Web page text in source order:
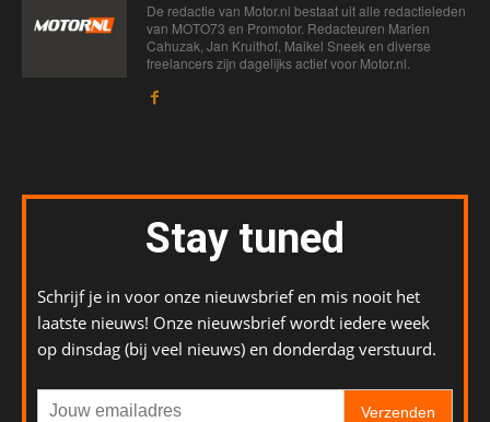
De redactie van Motor.nl bestaat uit alle redactieleden
van MOTO73 en Promotor. Redacteuren Marien
Cahuzak, Jan Kruithof, Maikel Sneek en diverse
freelancers zijn dagelijks actief voor Motor.nl.
Stay tuned
Schrijf je in voor onze nieuwsbrief en mis nooit het
laatste nieuws! Onze nieuwsbrief wordt iedere week
op dinsdag (bij veel nieuws) en donderdag verstuurd.
Verzenden